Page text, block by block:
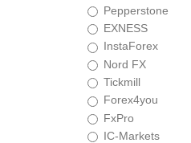
Pepperstone
EXNESS
InstaForex
Nord FX
Tickmill
Forex4you
FxPro
IC-Markets